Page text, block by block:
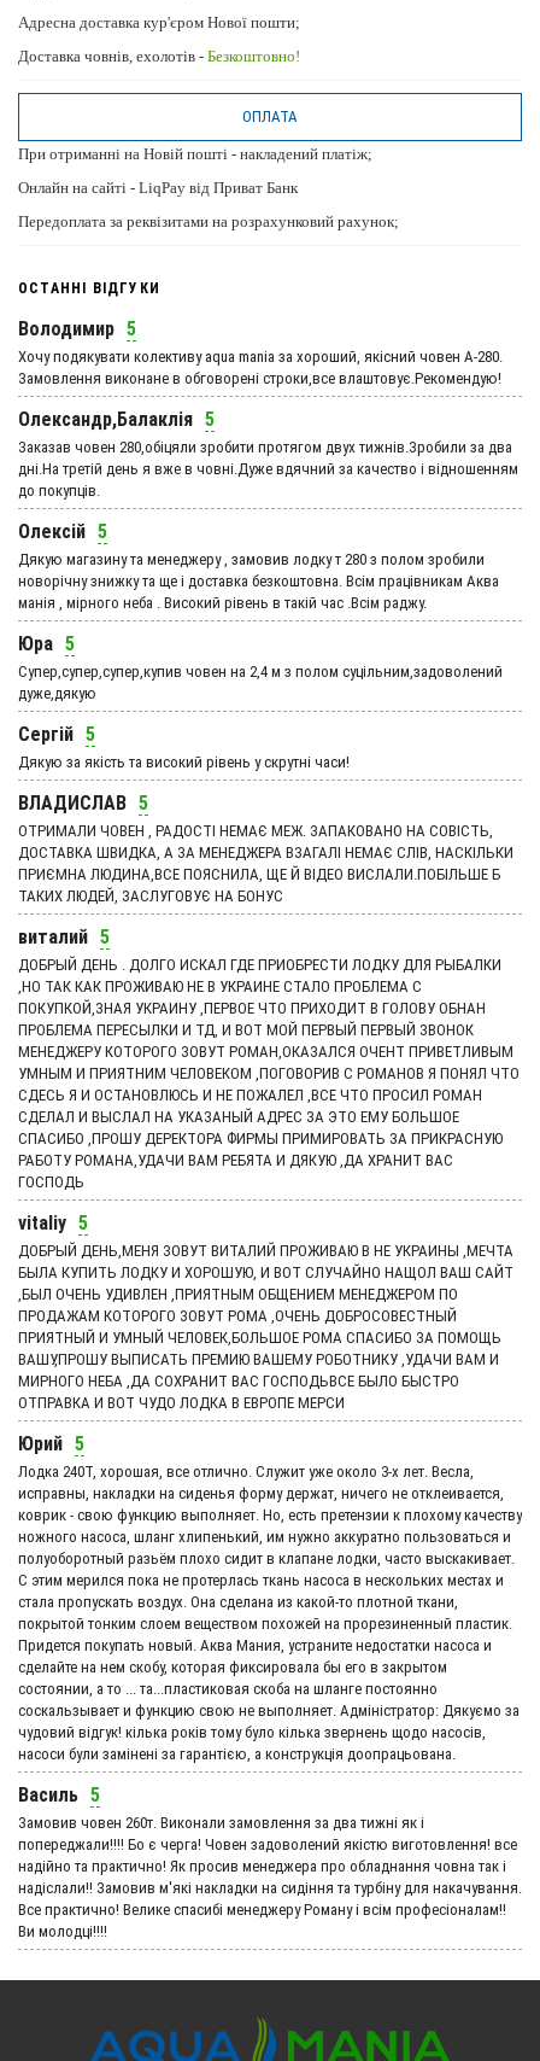
Адресна доставка кур'єром Нової пошти;
Доставка човнів, ехолотів - Безкоштовно!
ОПЛАТА
При отриманні на Новій пошті - накладений платіж;
Онлайн на сайті - LiqPay від Приват Банк
Передоплата за реквізитами на розрахунковий рахунок;
ОСТАННІ ВІДГУКИ
Володимир 5
Хочу подякувати колективу aqua mania за хороший, якісний човен А-280.
Замовлення виконане в обговорені строки,все влаштовує.Рекомендую!
Олександр,Балаклія 5
Заказав човен 280,обіцяли зробити протягом двух тижнів.Зробили за два
дні.На третій день я вже в човні.Дуже вдячний за качество і відношенням
до покупців.
Олексій 5
Дякую магазину та менеджеру , замовив лодку т 280 з полом зробили
новорічну знижку та ще і доставка безкоштовна. Всім працівникам Аква
манія , мірного неба . Високий рівень в такій час .Всім раджу.
Юра 5
Супер,супер,супер,купив човен на 2,4 м з полом суцільним,задоволений
дуже,дякую
Сергій 5
Дякую за якість та високий рівень у скрутні часи!
ВЛАДИСЛАВ 5
ОТРИМАЛИ ЧОВЕН , РАДОСТІ НЕМАЄ МЕЖ. ЗАПАКОВАНО НА СОВІСТЬ,
ДОСТАВКА ШВИДКА, А ЗА МЕНЕДЖЕРА ВЗАГАЛІ НЕМАЄ СЛІВ, НАСКІЛЬКИ
ПРИЄМНА ЛЮДИНА,ВСЕ ПОЯСНИЛА, ЩЕ Й ВІДЕО ВИСЛАЛИ.ПОБІЛЬШЕ Б
ТАКИХ ЛЮДЕЙ, ЗАСЛУГОВУЄ НА БОНУС
виталий 5
ДОБРЫЙ ДЕНЬ . ДОЛГО ИСКАЛ ГДЕ ПРИОБРЕСТИ ЛОДКУ ДЛЯ РЫБАЛКИ
,НО ТАК КАК ПРОЖИВАЮ НЕ В УКРАИНЕ СТАЛО ПРОБЛЕМА С
ПОКУПКОЙ,ЗНАЯ УКРАИНУ ,ПЕРВОЕ ЧТО ПРИХОДИТ В ГОЛОВУ ОБНАН
ПРОБЛЕМА ПЕРЕСЫЛКИ И ТД, И ВОТ МОЙ ПЕРВЫЙ ПЕРВЫЙ ЗВОНОК
МЕНЕДЖЕРУ КОТОРОГО ЗОВУТ РОМАН,ОКАЗАЛСЯ ОЧЕНТ ПРИВЕТЛИВЫМ
УМНЫМ И ПРИЯТНИМ ЧЕЛОВЕКОМ ,ПОГОВОРИВ С РОМАНОВ Я ПОНЯЛ ЧТО
СДЕСЬ Я И ОСТАНОВЛЮСЬ И НЕ ПОЖАЛЕЛ ,ВСЕ ЧТО ПРОСИЛ РОМАН
СДЕЛАЛ И ВЫСЛАЛ НА УКАЗАНЫЙ АДРЕС ЗА ЭТО ЕМУ БОЛЬШОЕ
СПАСИБО ,ПРОШУ ДЕРЕКТОРА ФИРМЫ ПРИМИРОВАТЬ ЗА ПРИКРАСНУЮ
РАБОТУ РОМАНА,УДАЧИ ВАМ РЕБЯТА И ДЯКУЮ ,ДА ХРАНИТ ВАС
ГОСПОДЬ
vitaliy 5
ДОБРЫЙ ДЕНЬ,МЕНЯ ЗОВУТ ВИТАЛИЙ ПРОЖИВАЮ В НЕ УКРАИНЫ ,МЕЧТА
БЫЛА КУПИТЬ ЛОДКУ И ХОРОШУЮ, И ВОТ СЛУЧАЙНО НАЩОЛ ВАШ САЙТ
,БЫЛ ОЧЕНЬ УДИВЛЕН ,ПРИЯТНЫМ ОБЩЕНИЕМ МЕНЕДЖЕРОМ ПО
ПРОДАЖАМ КОТОРОГО ЗОВУТ РОМА ,ОЧЕНЬ ДОБРОСОВЕСТНЫЙ
ПРИЯТНЫЙ И УМНЫЙ ЧЕЛОВЕК,БОЛЬШОЕ РОМА СПАСИБО ЗА ПОМОЩЬ
ВАШУ,ПРОШУ ВЫПИСАТЬ ПРЕМИЮ ВАШЕМУ РОБОТНИКУ ,УДАЧИ ВАМ И
МИРНОГО НЕБА ,ДА СОХРАНИТ ВАС ГОСПОДЬВСЕ БЫЛО БЫСТРО
ОТПРАВКА И ВОТ ЧУДО ЛОДКА В ЕВРОПЕ МЕРСИ
Юрий 5
Лодка 240Т, хорошая, все отлично. Служит уже около 3-х лет. Весла,
исправны, накладки на сиденья форму держат, ничего не отклеивается,
коврик - свою функцию выполняет. Но, есть претензии к плохому качеству
ножного насоса, шланг хлипенький, им нужно аккуратно пользоваться и
полуоборотный разьём плохо сидит в клапане лодки, часто выскакивает.
С этим мерился пока не протерлась ткань насоса в нескольких местах и
стала пропускать воздух. Она сделана из какой-то плотной ткани,
покрытой тонким слоем веществом похожей на прорезиненный пластик.
Придется покупать новый. Аква Мания, устраните недостатки насоса и
сделайте на нем скобу, которая фиксировала бы его в закрытом
состоянии, а то ... та...пластиковая скоба на шланге постоянно
соскальзывает и функцию свою не выполняет. Адмiнiстратор: Дякуємо за
чудовий вiдгук! кілька років тому було кілька звернень щодо насосів,
насоси були замінені за гарантією, а конструкція доопрацьована.
Василь 5
Замовив човен 260т. Виконали замовлення за два тижні як і
попереджали!!!! Бо є черга! Човен задоволений якістю виготовлення! все
надійно та практично! Як просив менеджера про обладнання човна так і
надіслали!! Замовив м'які накладки на сидіння та турбіну для накачування.
Все практично! Велике спасибі менеджеру Роману і всім професіоналам!!
Ви молодці!!!!